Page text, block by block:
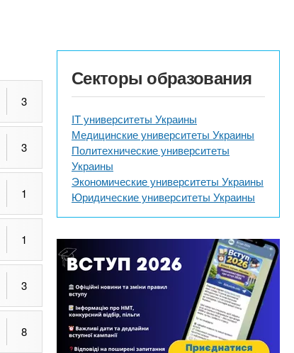
3
3
1
1
3
8
Секторы образования
IT университеты Украины
Медицинские университеты Украины
Политехнические университеты
Украины
Экономические университеты Украины
Юридические университеты Украины